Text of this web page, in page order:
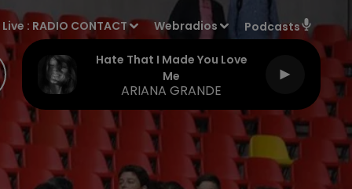
Live : RADIO CONTACT Webradios Podcasts
Hate That I Made You Love
Me
ARIANA GRANDE